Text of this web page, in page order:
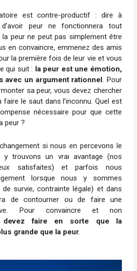
est contre-productif : dire à
d’avoir peur ne fonctionnera tout
peur ne peut pas simplement être
en convaincre, emmenez des amis
la première fois de leur vie et vous
qui suit : la peur est une émotion,
avec un argument rationnel. Pour
sa peur, vous devez chercher
le saut dans l’inconnu. Quel est
nécessaire pour que cette
peur ?
si nous en percevons le
trouvons un vrai avantage (nos
satisfaites) et parfois nous
lorsque nous y sommes
survie, contrainte légale) et dans
de contourner ou de faire une
Pour convaincre et non
devez faire en sorte que la
grande que la peur.